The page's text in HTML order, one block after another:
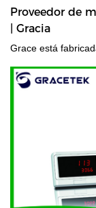
Proveedor de
| Gracia
Grace está